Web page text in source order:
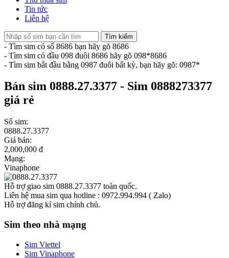
Tin tức
Liên hệ
Tìm kiếm
- Tìm sim có số 8686 bạn hãy gõ 8686
- Tìm sim có đầu 098 đuôi 8686 hãy gõ 098*8686
- Tìm sim bắt đầu bằng 0987 đuôi bất kỳ, bạn hãy gõ: 0987*
Bán sim 0888.27.3377 - Sim 0888273377
giá rẻ
Số sim:
0888.27.3377
Giá bán:
2,000,000 đ
Mạng:
Vinaphone
Hỗ trợ giao sim 0888.27.3377 toàn quốc.
Liên hệ mua sim qua hotline : 0972.994.994 ( Zalo)
Hỗ trợ đăng kí sim chính chủ.
Sim theo nhà mạng
Sim Viettel
Sim Vinaphone